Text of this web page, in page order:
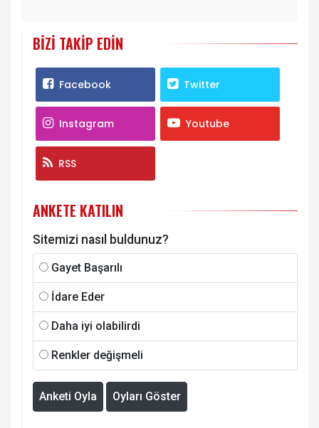
BIZI TAKIP EDIN
Facebook Twitter
Instagram Youtube
RSS
ANKETE KATILIN
Sitemizi nasıl buldunuz?
Gayet Başarılı
İdare Eder
Daha iyi olabilirdi
Renkler değişmeli
Anketi Oyla Oyları Göster